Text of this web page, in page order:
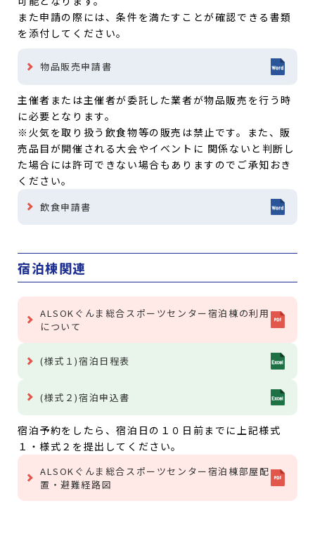
また申請の際には、条件を満たすことが確認できる書類
を添付してください。
物品販売申請書
主催者または主催者が委託した業者が物品販売を行う時
に必要となります。
※火気を取り扱う飲食物等の販売は禁止です。また、販
売品目が開催される大会やイベントに 関係ないと判断し
た場合には許可できない場合もありますのでご承知おき
ください。
飲食申請書
宿泊棟関連
ALSOKぐんま総合スポーツセンター宿泊棟の利用
について
(様式１)宿泊日程表
(様式２)宿泊申込書
宿泊予約をしたら、宿泊日の１０日前までに上記様式
１・様式２を提出してください。
ALSOKぐんま総合スポーツセンター宿泊棟部屋配
置・避難経路図